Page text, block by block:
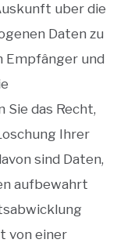
uber die
Daten zu
Empfânger und
Sie das Recht,
Ihrer
sind Daten,
aufbewahrt
von einer